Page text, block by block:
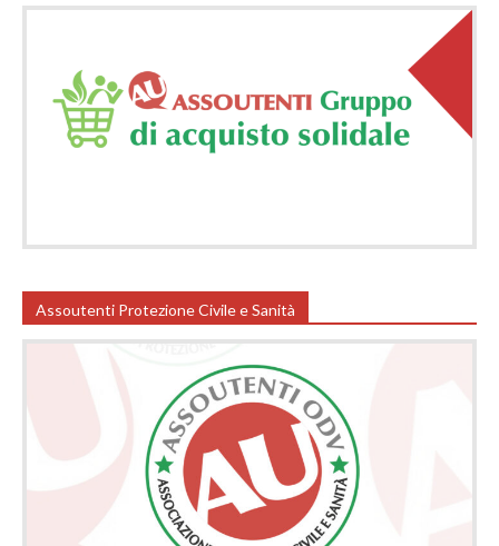
Assoutenti Protezione Civile e Sanità